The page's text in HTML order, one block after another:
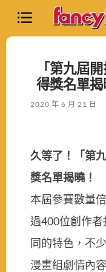
「第九屆
得獎名單揭
2020 年 6 月 21 日
久等了！「第
獎名單揭曉！
本屆參賽數量
過400位創作
同的特色，不
漫畫組劇情內